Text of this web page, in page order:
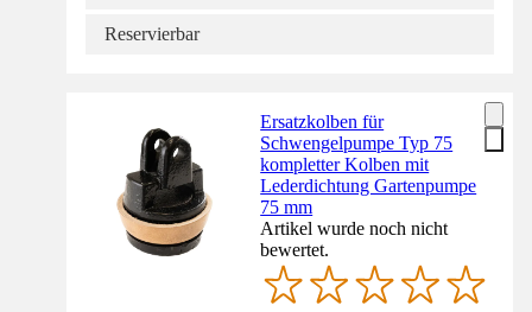
Reservierbar
Ersatzkolben für
Schwengelpumpe Typ 75
kompletter Kolben mit
Lederdichtung Gartenpumpe
75 mm
Artikel wurde noch nicht
bewertet.